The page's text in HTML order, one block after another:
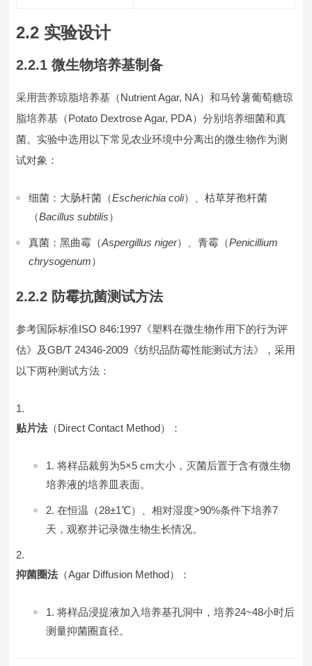
2.2 实验设计
2.2.1 微生物培养基制备
采用营养琼脂培养基（Nutrient Agar, NA）和马铃薯葡萄糖琼
脂培养基（Potato Dextrose Agar, PDA）分别培养细菌和真
菌。实验中选用以下常见农业环境中分离出的微生物作为测
试对象：
细菌：大肠杆菌（Escherichia coli）、枯草芽孢杆菌
（Bacillus subtilis）
真菌：黑曲霉（Aspergillus niger）、青霉（Penicillium
chrysogenum）
2.2.2 防霉抗菌测试方法
参考国际标准ISO 846:1997《塑料在微生物作用下的行为评
估》及GB/T 24346-2009《纺织品防霉性能测试方法》，采用
以下两种测试方法：
贴片法（Direct Contact Method）：
将样品裁剪为5×5 cm大小，灭菌后置于含有微生物
培养液的培养皿表面。
在恒温（28±1℃）、相对湿度>90%条件下培养7
天，观察并记录微生物生长情况。
抑菌圈法（Agar Diffusion Method）：
将样品浸提液加入培养基孔洞中，培养24~48小时后
测量抑菌圈直径。